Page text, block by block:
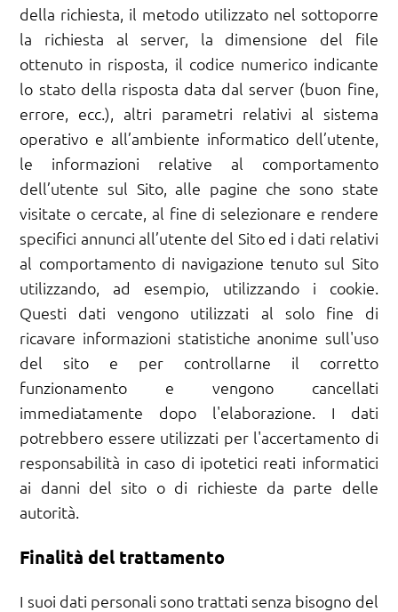
della richiesta, il metodo utilizzato nel sottoporre
la richiesta al server, la dimensione del file
ottenuto in risposta, il codice numerico indicante
lo stato della risposta data dal server (buon fine,
errore, ecc.), altri parametri relativi al sistema
operativo e all’ambiente informatico dell’utente,
le informazioni relative al comportamento
dell’utente sul Sito, alle pagine che sono state
visitate o cercate, al fine di selezionare e rendere
specifici annunci all’utente del Sito ed i dati relativi
al comportamento di navigazione tenuto sul Sito
utilizzando, ad esempio, utilizzando i cookie.
Questi dati vengono utilizzati al solo fine di
ricavare informazioni statistiche anonime sull'uso
del sito e per controllarne il corretto
funzionamento e vengono cancellati
immediatamente dopo l'elaborazione. I dati
potrebbero essere utilizzati per l'accertamento di
responsabilità in caso di ipotetici reati informatici
ai danni del sito o di richieste da parte delle
autorità.
Finalità del trattamento
I suoi dati personali sono trattati senza bisogno del